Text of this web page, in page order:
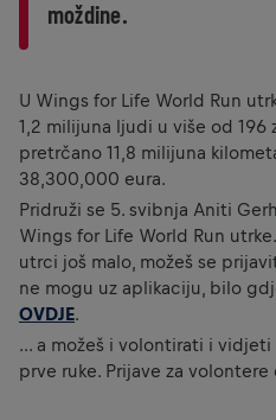
moždine.
U Wings for Life World Run
1,2 milijuna ljudi u više od 196
pretrčano 11,8 milijuna
38,300,000 eura.
Pridruži se 5. svibnja Aniti
Wings for Life World Run
utrci još malo, možeš se
ne mogu uz aplikaciju, bilo
OVDJE.
... a možeš i volontirati i
prve ruke. Prijave za volontere